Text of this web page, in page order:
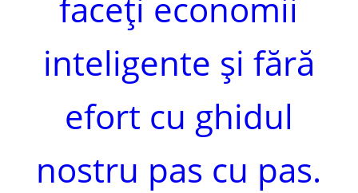
faceți economii
inteligente și fără
efort cu ghidul
nostru pas cu pas.